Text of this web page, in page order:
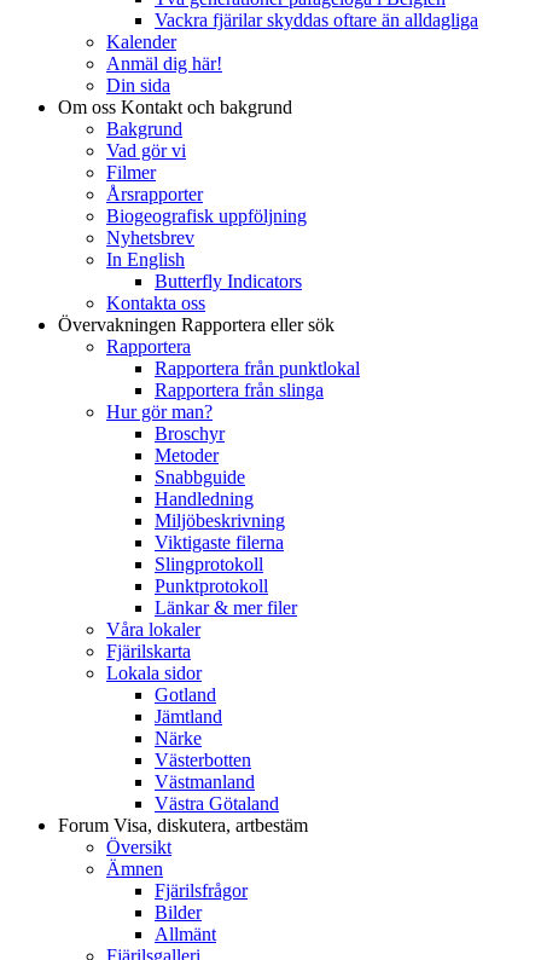
Vackra fjärilar skyddas oftare än alldagliga
Kalender
Anmäl dig här!
Din sida
Om oss Kontakt och bakgrund
Bakgrund
Vad gör vi
Filmer
Årsrapporter
Biogeografisk uppföljning
Nyhetsbrev
In English
Butterfly Indicators
Kontakta oss
Övervakningen Rapportera eller sök
Rapportera
Rapportera från punktlokal
Rapportera från slinga
Hur gör man?
Broschyr
Metoder
Snabbguide
Handledning
Miljöbeskrivning
Viktigaste filerna
Slingprotokoll
Punktprotokoll
Länkar & mer filer
Våra lokaler
Fjärilskarta
Lokala sidor
Gotland
Jämtland
Närke
Västerbotten
Västmanland
Västra Götaland
Forum Visa, diskutera, artbestäm
Översikt
Ämnen
Fjärilsfrågor
Bilder
Allmänt
Fjärilsgalleri